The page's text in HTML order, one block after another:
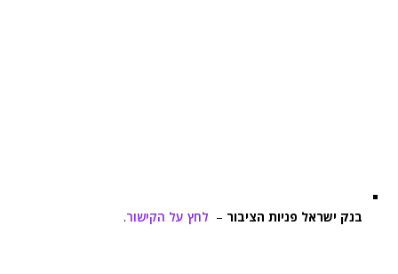
בנק ישראל פניות הציבור – לחץ על הקישור.